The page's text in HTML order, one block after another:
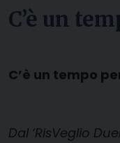
C’è un
C’è un tempo
Dal ‘RisVeglio